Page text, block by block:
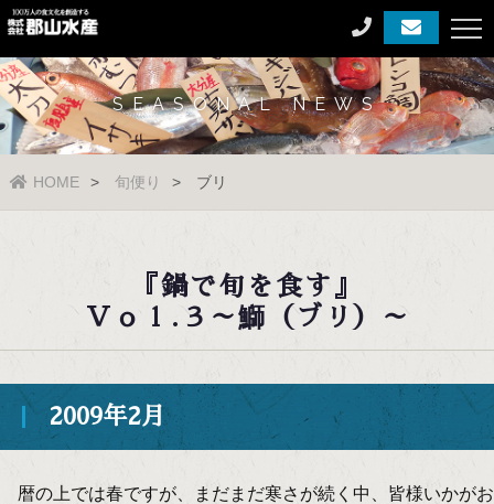
SEASONAL NEWS
HOME 旬便り ブリ
『鍋で旬を食す』
Ｖｏｌ.３～鰤（ブリ）～
2009年2月
暦の上では春ですが、まだまだ寒さが続く中、皆様いかがお